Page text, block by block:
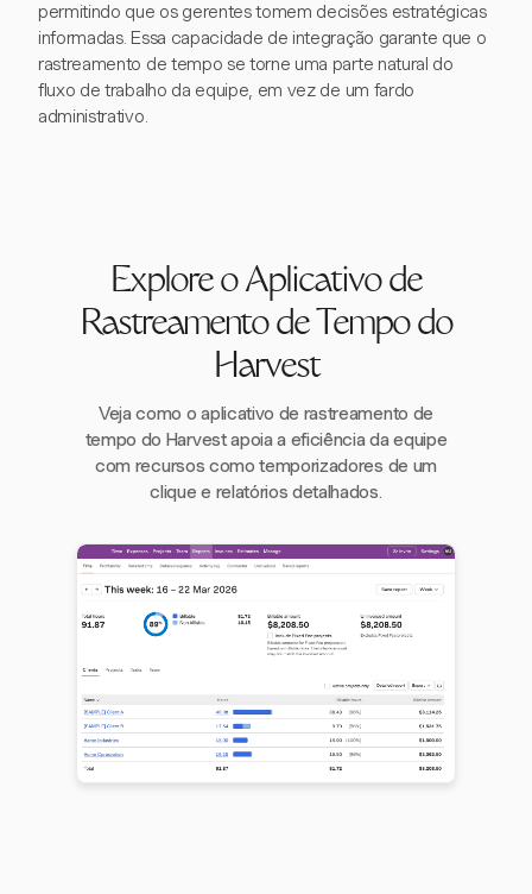
permitindo que os gerentes tomem decisões estratégicas
informadas. Essa capacidade de integração garante que o
rastreamento de tempo se torne uma parte natural do
fluxo de trabalho da equipe, em vez de um fardo
administrativo.
Explore o Aplicativo de
Rastreamento de Tempo do
Harvest
Veja como o aplicativo de rastreamento de
tempo do Harvest apoia a eficiência da equipe
com recursos como temporizadores de um
clique e relatórios detalhados.